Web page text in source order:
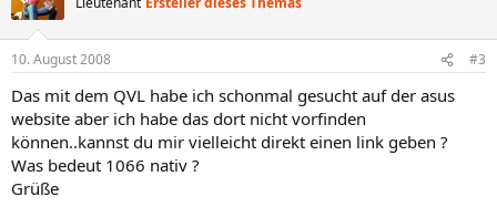
10. August 2008 #3
Das mit dem QVL habe ich schonmal gesucht auf der asus
website aber ich habe das dort nicht vorfinden
können..kannst du mir vielleicht direkt einen link geben ?
Was bedeut 1066 nativ ?
Grüße